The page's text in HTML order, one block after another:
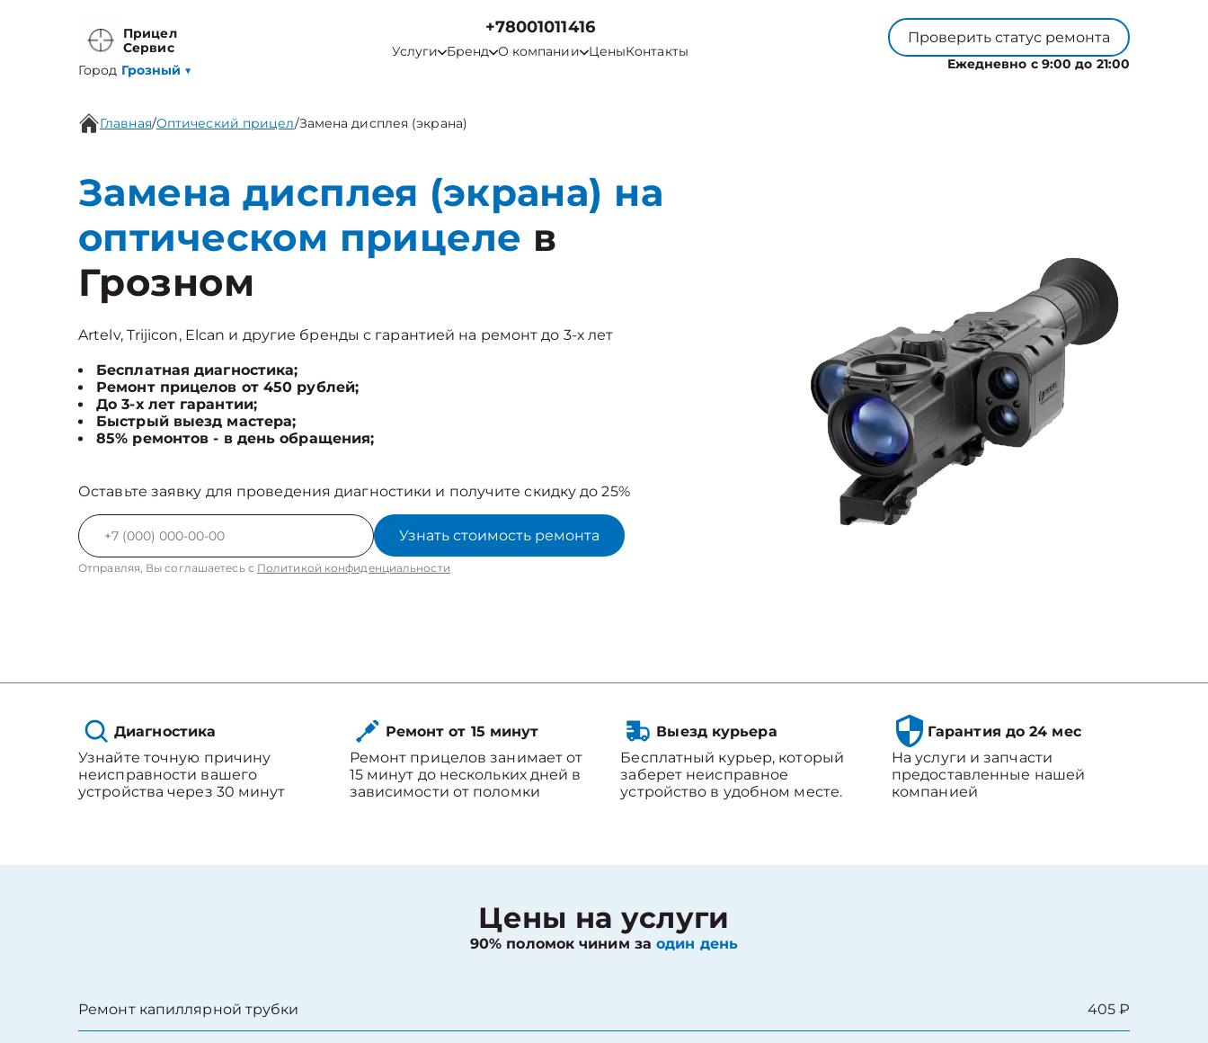
Прицел
Сервис
Город Грозный ▼
+78001011416
Услуги Бренд О компании ЦеныКонтакты
Проверить статус ремонта
Ежедневно с 9:00 до 21:00
Главная/Оптический прицел/Замена дисплея (экрана)
Замена дисплея (экрана) на
оптическом прицеле в
Грозном
Artelv, Trijicon, Elcan и другие бренды с гарантией на ремонт до 3-х лет
Бесплатная диагностика;
Ремонт прицелов от 450 рублей;
До 3-х лет гарантии;
Быстрый выезд мастера;
85% ремонтов - в день обращения;
Оставьте заявку для проведения диагностики и получите скидку до 25%
Узнать стоимость ремонта
Отправляя, Вы соглашаетесь с Политикой конфиденциальности
Диагностика
Узнайте точную причину
неисправности вашего
устройства через 30 минут
Ремонт от 15 минут
Ремонт прицелов занимает от
15 минут до нескольких дней в
зависимости от поломки
Выезд курьера
Бесплатный курьер, который
заберет неисправное
устройство в удобном месте.
Гарантия до 24 мес
На услуги и запчасти
предоставленные нашей
компанией
Цены на услуги
90% поломок чиним заодин день
Ремонт капиллярной трубки 405 ₽